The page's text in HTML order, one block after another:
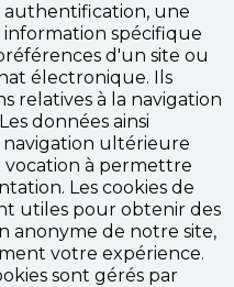
une
spécifique
d'un site ou
électronique. Ils
relatives à la navigation
données ainsi
navigation ultérieure
à permettre
Les cookies de
utiles pour obtenir des
anonyme de notre site,
votre expérience.
sont gérés par